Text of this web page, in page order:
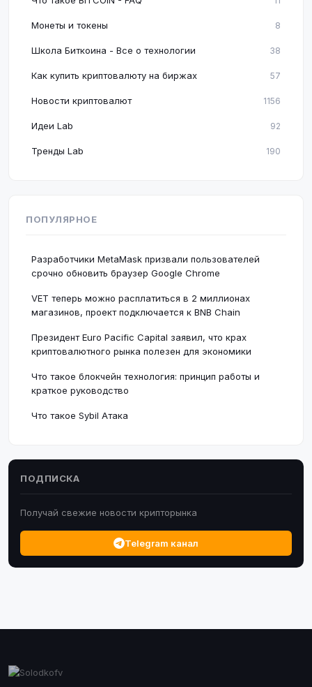
Монеты и токены 8
Школа Биткоина - Все о технологии 38
Как купить криптовалюту на биржах 57
Новости криптовалют 1156
Идеи Lab 92
Тренды Lab 190
ПОПУЛЯРНОЕ
Разработчики MetaMask призвали пользователей
срочно обновить браузер Google Chrome
VET теперь можно расплатиться в 2 миллионах
магазинов, проект подключается к BNB Chain
Президент Euro Pacific Capital заявил, что крах
криптовалютного рынка полезен для экономики
Что такое блокчейн технология: принцип работы и
краткое руководство
Что такое Sybil Атака
ПОДПИСКА
Получай свежие новости крипторынка
Telegram канал